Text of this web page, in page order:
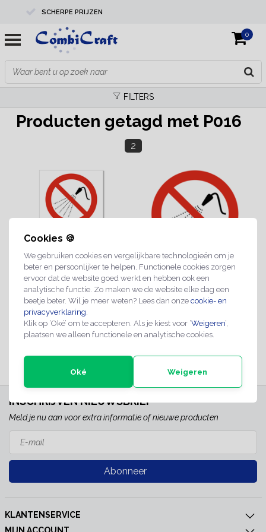
Cookies 🍪
We gebruiken cookies en vergelijkbare technologieën om je
beter en persoonlijker te helpen. Functionele cookies zorgen
ervoor dat de website goed werkt en hebben ook een
analytische functie. Zo maken we de website elke dag een
beetje beter. Wil je meer weten? Lees dan onze cookie- en
privacyverklaring.
Klik op ‘Oké’ om te accepteren. Als je kiest voor ‘Weigeren’,
plaatsen we alleen functionele en analytische cookies.
Oké Weigeren
SCHERPE PRIJZEN
PROFESSIONELE KWALITEIT
EXPERTS IN MAATWERK
0
FILTERS
Producten getagd met P016
2
jouw eigen tekst
Niet besproeien met
water bord
€15,95
Niet besproeien met
water bordje
INSCHRIJVEN NIEUWSBRIEF
Meld je nu aan voor extra informatie of nieuwe producten
Abonneer
KLANTENSERVICE